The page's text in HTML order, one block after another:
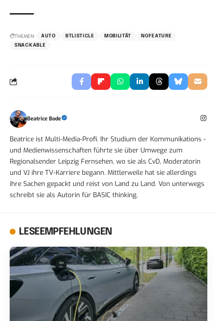
THEMEN: AUTO BTLISTICLE MOBILITÄT
NOFEATURE
SNACKABLE
Beatrice Bode
Beatrice ist Multi-Media-Profi. Ihr Studium der Kommunikations -
und Medienwissenschaften führte sie über Umwege zum
Regionalsender Leipzig Fernsehen, wo sie als CvD, Moderatorin
und VJ ihre TV-Karriere begann. Mittlerweile hat sie allerdings
ihre Sachen gepackt und reist von Land zu Land. Von unterwegs
schreibt sie als Autorin für BASIC thinking.
LESEEMPFEHLUNGEN